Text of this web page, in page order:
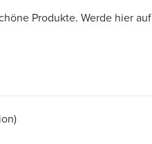
Produkte. Werde hier auf